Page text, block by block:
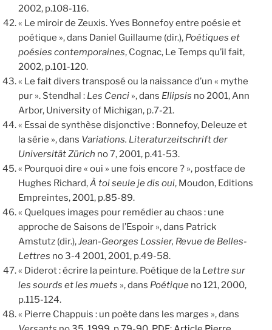
2002, p.108-116.
« Le miroir de Zeuxis. Yves Bonnefoy entre poésie et
poétique », dans Daniel Guillaume (dir.), Poétiques et
poésies contemporaines, Cognac, Le Temps qu’il fait,
2002, p.101-120.
« Le fait divers transposé ou la naissance d’un « mythe
pur ». Stendhal : Les Cenci », dans Ellipsis no 2001, Ann
Arbor, University of Michigan, p.7-21.
« Essai de synthèse disjonctive : Bonnefoy, Deleuze et
la série », dans Variations. Literaturzeitschrift der
Universität Zürich no 7, 2001, p.41-53.
« Pourquoi dire « oui » une fois encore ? », postface de
Hughes Richard,À toi seule je dis oui, Moudon, Editions
Empreintes, 2001, p.85-89.
« Quelques images pour remédier au chaos : une
approche de Saisons de l’Espoir », dans Patrick
Amstutz (dir.),Jean-Georges Lossier, Revue de Belles-
Lettres no 3-4 2001, 2001, p.49-58.
« Diderot : écrire la peinture. Poétique de la Lettre sur
les sourds et les muets », dans Poétique no 121, 2000,
p.115-124.
« Pierre Chappuis : un poète dans les marges », dans